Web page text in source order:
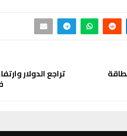
تراجع الدولار